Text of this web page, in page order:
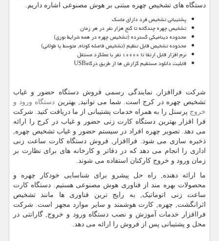
دستگاه های تشخیص چهره مبتنی بر هوش مصنوعی اشاره داریم.
پشتیبانی تشخیص فرد دارای ماسک
تشخیص چهره چندگانه تا گنج هزار نفر در هر زمان
محدوده دینامیکی گسترده (تشخیص چهره در همه شرایط نوری)
محدوده تشخیص قابل تنظیم (تشخیص فاصله کوتاه, متوسط یا طولانی)
نرم افزار قابل ارتقا تا ۱۰۰۰۰ نفر با عملکرد مستقل
قابلیت دانلود مستقیم گزارش ها از طریق درگاهUSB
شرکت فراافزار, نمایندگی رسمی فروش دستگاه حضور و غیاب
تشخیص چهره در کرج است. شما می توانید, بهترین دستگاه ورود و
خروج پرسنل را به همراه خدمات پشتیبانی از ما دریافت کنید. شرکت
فرا افزار بهترین دستگاه کارت زنی حضور و غیاب در کرج را ارائه
می دهد. تصویر چهره افراد در سیستم حضور و غیاب تشخیص چهره,
ذخیره سازی می شود. فراافزار, فروش دستگاه کارت ساعت زنی
اداری را انجام می دهد که در دفاتر و کارخانه های برای نظارت بر
زمان ورود و خروج کارکنان استفاده می شوند.
ما ارائه دهنده, راه حل پیشرو برای شناسایی خودکار چهره و
محصولات بهره مند از فناوری هوش مصنوعی هستیم. دستگاه کارت
ساعت زنی اتوماتیک, به رایج ترین فناوری ها مانند تشخیص
اثرانگشت, چهره, کارت هوشمند و سایر موارد مجهز است. شرکت
فراافزار خدمات آموزش و نصب دستگاه ورود و خروج, گارانتی در
محل و پشتیبانی پس از فروش را ارائه می دهد.